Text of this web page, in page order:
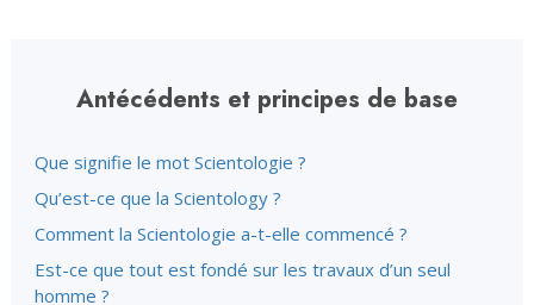
Antécédents et principes de base
Que signifie le mot Scientologie ?
Qu’est-ce que la Scientology ?
Comment la Scientologie a-t-elle commencé ?
Est-ce que tout est fondé sur les travaux d’un seul
homme ?